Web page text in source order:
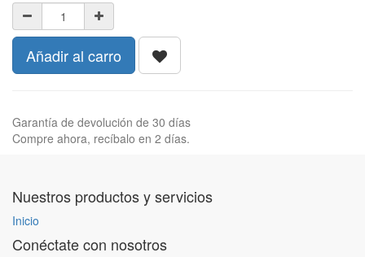
Añadir al carro
Garantía de devolución de 30 días
Compre ahora, recíbalo en 2 días.
Nuestros productos y servicios
Inicio
Conéctate con nosotros